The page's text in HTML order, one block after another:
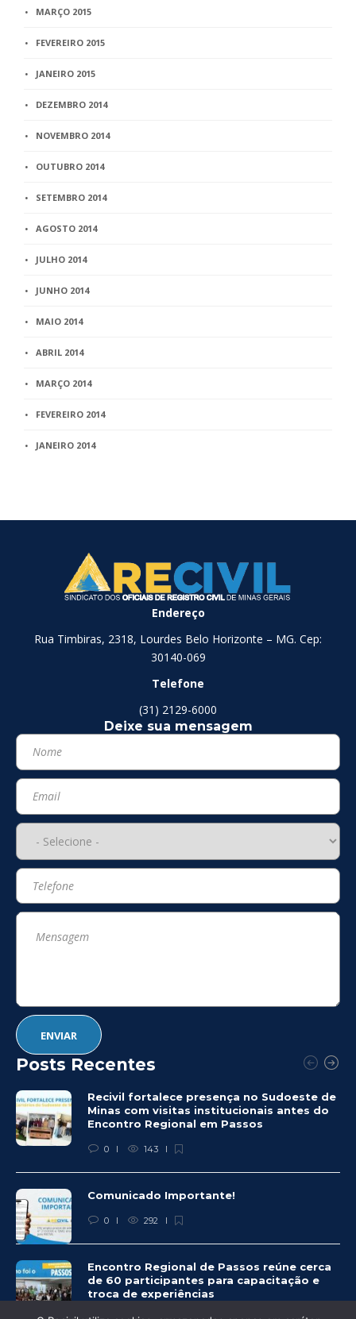
MARÇO 2015
FEVEREIRO 2015
JANEIRO 2015
DEZEMBRO 2014
NOVEMBRO 2014
OUTUBRO 2014
SETEMBRO 2014
AGOSTO 2014
JULHO 2014
JUNHO 2014
MAIO 2014
ABRIL 2014
MARÇO 2014
FEVEREIRO 2014
JANEIRO 2014
Endereço
Rua Timbiras, 2318, Lourdes Belo Horizonte – MG. Cep:
30140-069
Telefone
(31) 2129-6000
Deixe sua mensagem
Posts Recentes
Recivil fortalece presença no Sudoeste de
Minas com visitas institucionais antes do
Encontro Regional em Passos
0 143
Comunicado Importante!
0 292
Encontro Regional de Passos reúne cerca
de 60 participantes para capacitação e
troca de experiências